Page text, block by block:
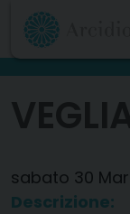
Skip
content
sabato 30
Descrizione: